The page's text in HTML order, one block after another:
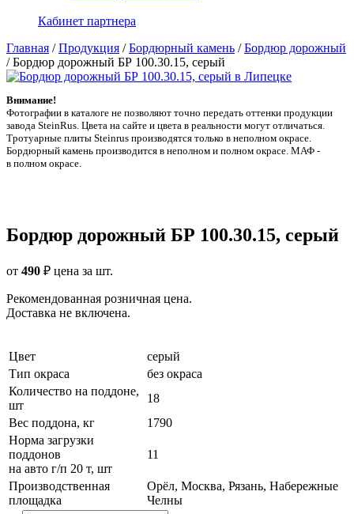
Кабинет партнера
Главная /Продукция /Бордюрный камень /Бордюр дорожный
/Бордюр дорожный БР 100.30.15, серый
Внимание!
Фотографии в каталоге не позволяют точно передать оттенки продукции
заводa SteinRus. Цвета на сайте и цвета в реальности могут отличаться.
Тротуарные плиты Steinrus производятся только в неполном окрасе.
Бордюрный камень производится в неполном и полном окрасе. МАФ -
в полном окрасе.
Бордюр дорожный БР 100.30.15, серый
от 490 ₽ цена за шт.
Рекомендованная розничная цена.
Доставка не включена.
Цвет
серый
Тип окраса
без окраса
Количество на поддоне,
шт
18
Вес поддона, кг
1790
Норма загрузки
поддонов
на авто г/п 20 т, шт
11
Производственная
площадка
Орёл, Москва, Рязань, Набережные
Челны